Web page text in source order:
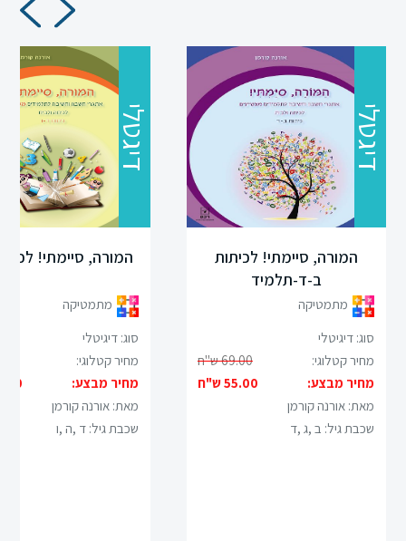
דיגטלי
המורה, סיימתי!
מתמטיקה
סוג: דיגיטלי
מחיר קטלוגי:
מחיר מבצע:
מאת: אורנה קורמן
שכבת גיל: ד ,ה ,ו
דיגטלי
המורה, סיימתי! לכיתות
ב-ד-תלמיד
מתמטיקה
סוג: דיגיטלי
מחיר קטלוגי:
69.00 ש"ח
מחיר מבצע:
55.00 ש"ח
מאת: אורנה קורמן
שכבת גיל: ב ,ג ,ד